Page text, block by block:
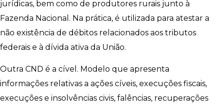
jurídicas, bem como de produtores rurais junto à
Fazenda Nacional. Na prática, é utilizada para atestar a
não existência de débitos relacionados aos tributos
federais e à dívida ativa da União.
Outra CND é a cível. Modelo que apresenta
informações relativas a ações cíveis, execuções fiscais,
execuções e insolvências civis, falências, recuperações